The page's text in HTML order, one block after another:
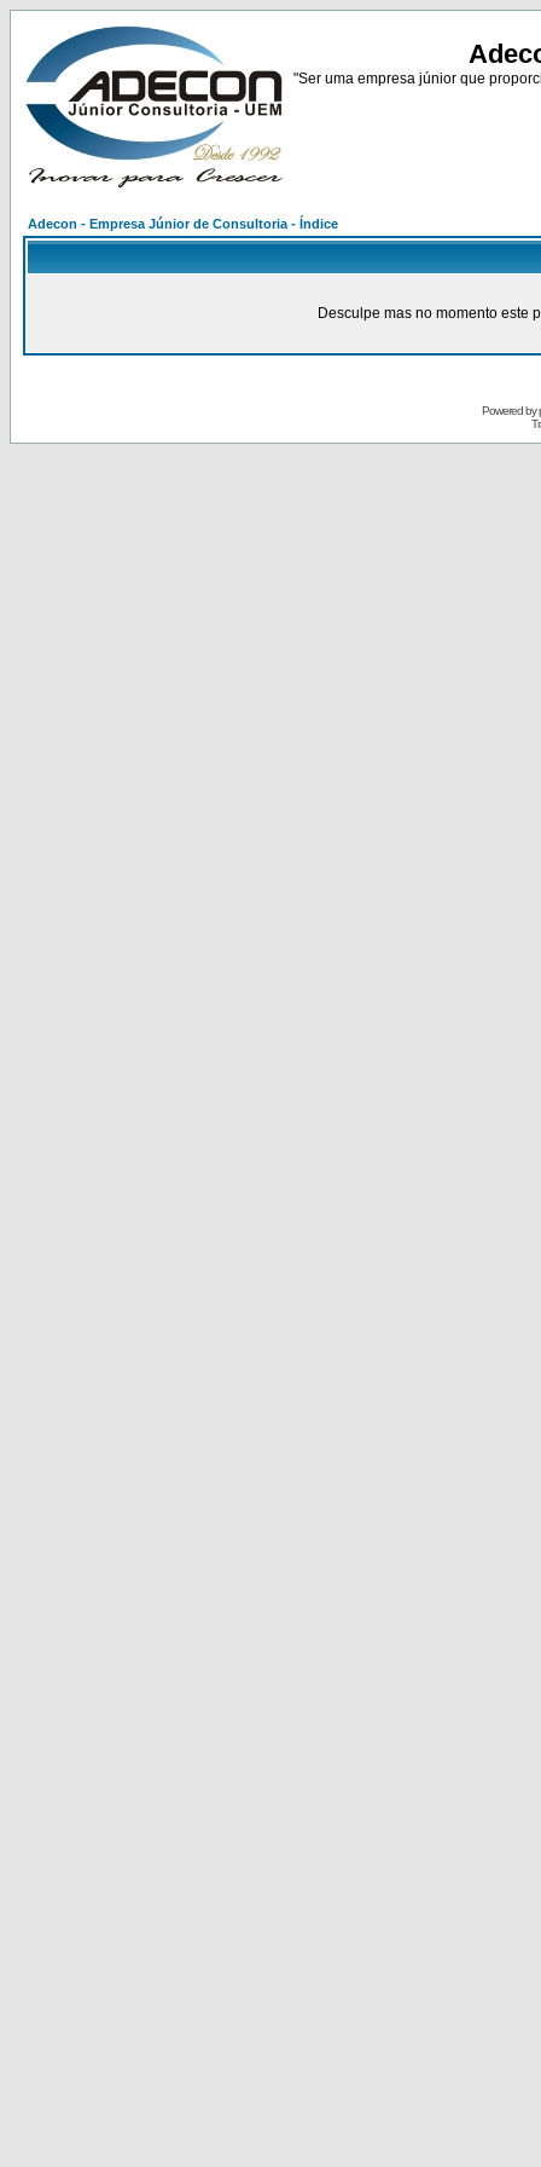
"Ser uma empresa júnior que
Adecon - Empresa Júnior de Consultoria - Índice
Desculpe mas no momento este
Powered by